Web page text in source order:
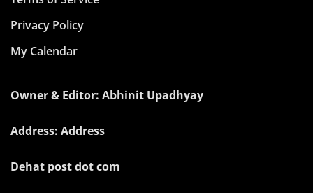
Privacy Policy
My Calendar
Owner & Editor: Abhinit Upadhyay
Address: Address
Dehat post dot com